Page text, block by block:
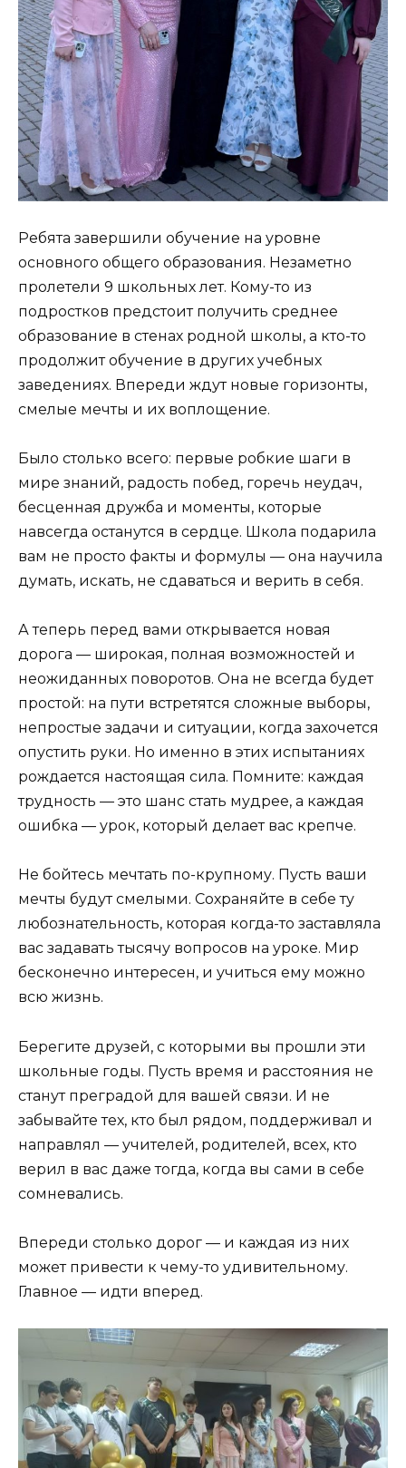
Ребята завершили обучение на уровне
основного общего образования. Незаметно
пролетели 9 школьных лет. Кому-то из
подростков предстоит получить среднее
образование в стенах родной школы, а кто-то
продолжит обучение в других учебных
заведениях. Впереди ждут новые горизонты,
смелые мечты и их воплощение.
Было столько всего: первые робкие шаги в
мире знаний, радость побед, горечь неудач,
бесценная дружба и моменты, которые
навсегда останутся в сердце. Школа подарила
вам не просто факты и формулы — она научила
думать, искать, не сдаваться и верить в себя.
А теперь перед вами открывается новая
дорога — широкая, полная возможностей и
неожиданных поворотов. Она не всегда будет
простой: на пути встретятся сложные выборы,
непростые задачи и ситуации, когда захочется
опустить руки. Но именно в этих испытаниях
рождается настоящая сила. Помните: каждая
трудность — это шанс стать мудрее, а каждая
ошибка — урок, который делает вас крепче.
Не бойтесь мечтать по-крупному. Пусть ваши
мечты будут смелыми. Сохраняйте в себе ту
любознательность, которая когда-то заставляла
вас задавать тысячу вопросов на уроке. Мир
бесконечно интересен, и учиться ему можно
всю жизнь.
Берегите друзей, с которыми вы прошли эти
школьные годы. Пусть время и расстояния не
станут преградой для вашей связи. И не
забывайте тех, кто был рядом, поддерживал и
направлял — учителей, родителей, всех, кто
верил в вас даже тогда, когда вы сами в себе
сомневались.
Впереди столько дорог — и каждая из них
может привести к чему-то удивительному.
Главное — идти вперед.